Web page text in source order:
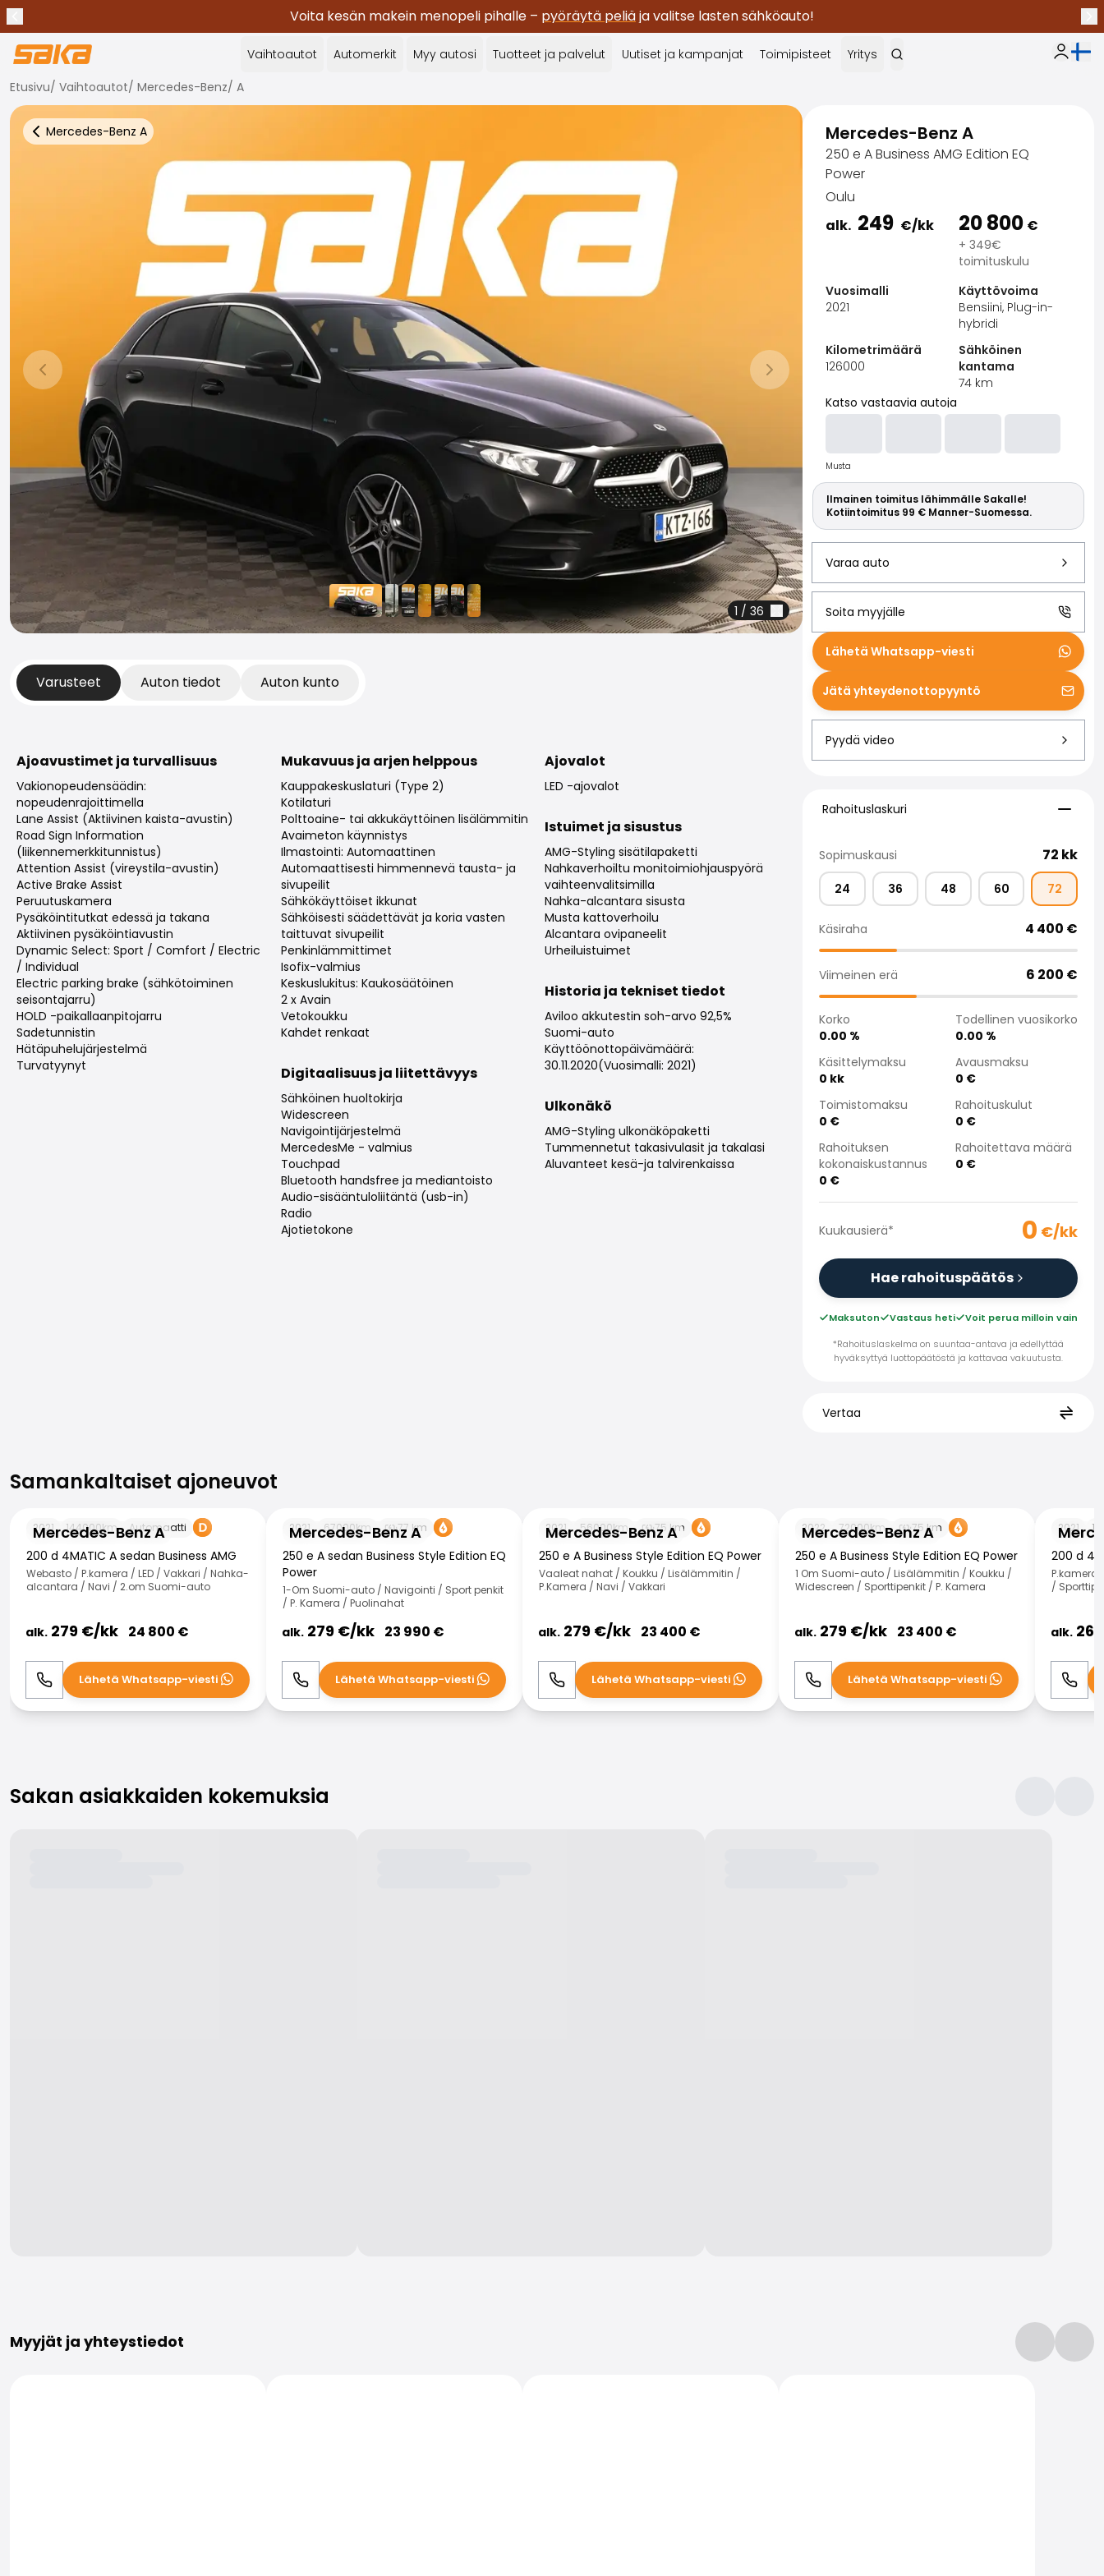
Voita kesän makein menopeli pihalle – pyöräytä peliäja valitse lasten sähköauto!
Lopeta ilmoitukset
✕
Vaihtoautot Automerkit Myy autosi Tuotteet ja palvelut Uutiset ja kampanjat Toimipisteet Yritys Oma
Etusivu/ Vaihtoautot/ Mercedes-Benz/ A
Mercedes-Benz A
Takaisin autoihin
Edellinen dia Seuraava dia
1 / 36
Varusteet Auton tiedot Auton kunto
Ajoavustimet ja turvallisuus
Vakionopeudensäädin:
nopeudenrajoittimella
Lane Assist (Aktiivinen kaista-avustin)
Road Sign Information
(liikennemerkkitunnistus)
Attention Assist (vireystila-avustin)
Active Brake Assist
Peruutuskamera
Pysäköintitutkat edessä ja takana
Aktiivinen pysäköintiavustin
Dynamic Select: Sport / Comfort / Electric
/ Individual
Electric parking brake (sähkötoiminen
seisontajarru)
HOLD -paikallaanpitojarru
Sadetunnistin
Hätäpuhelujärjestelmä
Turvatyynyt
Mukavuus ja arjen helppous
Kauppakeskuslaturi (Type 2)
Kotilaturi
Polttoaine- tai akkukäyttöinen lisälämmitin
Avaimeton käynnistys
Ilmastointi: Automaattinen
Automaattisesti himmennevä tausta- ja
sivupeilit
Sähkökäyttöiset ikkunat
Sähköisesti säädettävät ja koria vasten
taittuvat sivupeilit
Penkinlämmittimet
Isofix-valmius
Keskuslukitus: Kaukosäätöinen
2 x Avain
Vetokoukku
Kahdet renkaat
Digitaalisuus ja liitettävyys
Sähköinen huoltokirja
Widescreen
Navigointijärjestelmä
MercedesMe - valmius
Touchpad
Bluetooth handsfree ja mediantoisto
Audio-sisääntuloliitäntä (usb-in)
Radio
Ajotietokone
Ajovalot
LED -ajovalot
Istuimet ja sisustus
AMG-Styling sisätilapaketti
Nahkaverhoiltu monitoimiohjauspyörä
vaihteenvalitsimilla
Nahka-alcantara sisusta
Musta kattoverhoilu
Alcantara ovipaneelit
Urheiluistuimet
Historia ja tekniset tiedot
Aviloo akkutestin soh-arvo 92,5%
Suomi-auto
Käyttöönottopäivämäärä:
30.11.2020(Vuosimalli: 2021)
Ulkonäkö
AMG-Styling ulkonäköpaketti
Tummennetut takasivulasit ja takalasi
Aluvanteet kesä-ja talvirenkaissa
Mercedes-Benz A
250 e A Business AMG Edition EQ
Power
Oulu
alk. 249 €/kk 20 800 €
+ 349€
toimituskulu
Vuosimalli
2021
Käyttövoima
Bensiini, Plug-in-
hybridi
Kilometrimäärä
126000
Sähköinen
kantama
74km
Katso vastaavia autoja
Musta
Ilmainen toimitus lähimmälle Sakalle!
Kotiintoimitus 99 € Manner-Suomessa.
Varaa auto
Lähetä Whatsapp-viesti
Soita myyjälle
Jätä yhteydenottopyyntö
Pyydä video
Rahoituslaskuri
Rahoituslaskuri
Sopimuskausi 72 kk
24 36 48 60 72
Käsiraha 4 400 €
Viimeinen erä 6 200 €
Korko
0.00 %
Todellinen vuosikorko
0.00 %
Käsittelymaksu
0 kk
Avausmaksu
0 €
Toimistomaksu
0 €
Rahoituskulut
0 €
Rahoituksen
kokonaiskustannus
0 €
Rahoitettava määrä
0 €
Kuukausierä* 0 €/kk
Hae rahoituspäätös
Maksuton Vastaus heti
Voit perua milloin vain
*Rahoituslaskelma on suuntaa-antava ja edellyttää
hyväksyttyä luottopäätöstä ja kattavaa vakuutusta.
Vertaa
Samankaltaiset ajoneuvot
Samankaltaiset ajoneuvot
Mercedes-Benz A
2021 144000km Automaatti
200 d 4MATIC A sedan Business AMG
Webasto / P.kamera / LED / Vakkari / Nahka-
alcantara / Navi / 2.om Suomi-auto
alk. 279 €/kk 24 800 €
Soita WhatsApp
Lähetä Whatsapp-viesti
Mercedes-Benz A
2021 67000km 77 km
250 e A sedan Business Style Edition EQ
Power
1-Om Suomi-auto / Navigointi / Sport penkit
/ P. Kamera / Puolinahat
alk. 279 €/kk 23 990 €
Soita WhatsApp
Lähetä Whatsapp-viesti
Mercedes-Benz A
2021 56000km 75 km
250 e A Business Style Edition EQ Power
Vaaleat nahat / Koukku / Lisälämmitin /
P.Kamera / Navi / Vakkari
alk. 279 €/kk 23 400 €
Soita WhatsApp
Lähetä Whatsapp-viesti
Mercedes-Benz A
2022 72000km 75km
250 e A Business Style Edition EQ Power
1 Om Suomi-auto / Lisälämmitin / Koukku /
Widescreen / Sporttipenkit / P. Kamera
alk. 279 €/kk 23 400 €
Soita WhatsApp
Lähetä Whatsapp-viesti
2021
200 d
P.kamera
/
alk. 269
Soita
Sakan asiakkaiden kokemuksia
Myyjät ja yhteystiedot